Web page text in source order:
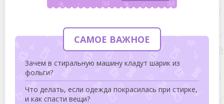
САМОЕ ВАЖНОЕ
Зачем в стиральную машину кладут шарик из
фольги?
Что делать, если одежда покрасилась при стирке,
и как спасти вещи?